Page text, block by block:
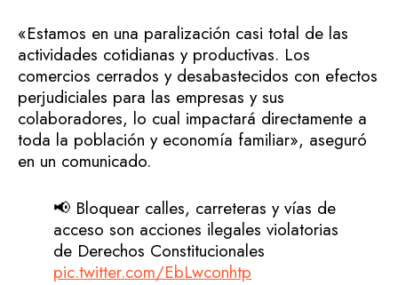
«Estamos en una paralización casi total de las
actividades cotidianas y productivas. Los
comercios cerrados y desabastecidos con efectos
perjudiciales para las empresas y sus
colaboradores, lo cual impactará directamente a
toda la población y economía familiar», aseguró
en un comunicado.
📢 Bloquear calles, carreteras y vías de
acceso son acciones ilegales violatorias
de Derechos Constitucionales
pic.twitter.com/EbLwconhtp